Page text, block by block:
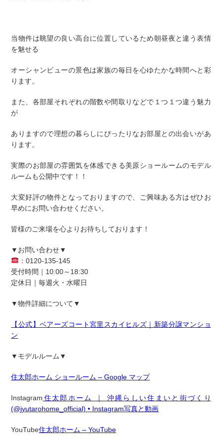
当物件は眺望の良い高台に位置しているため朝昼夜と違う表情
を魅せる
オーシャンビューの景色は家族の毎日を心ゆたかな時間へと彩
ります。
また、各部屋それぞれの階数や間取りなどで１つ１つ違う魅力
が
ありますので理想の暮らしにぴったりなお部屋との出会いがあ
ります。
実際のお部屋の雰囲気を体感できる美原ショールームのモデル
ルームも公開中です！！
大変好評の物件となっておりますので、ご興味ある方はぜひお
早めにお問い合わせください。
皆様のご来場を心よりお待ちしております！
▼お問い合わせ▼
：0120-135-145
受付時間｜10:00～18:30
定休日｜毎週火・水曜日
▼物件詳細について▼
【公式】ベアーズコート宮里スカイヒルズ｜新築分譲マンショ
ン
▼モデルルーム▼
住太郎ホーム ショールーム – Google マップ
Instagram 住太郎ホーム ｜ 沖縄らしい住まいと街づくり
(@jyutarohome_official) • Instagram写真と動画
YouTube住太郎ホーム – YouTube